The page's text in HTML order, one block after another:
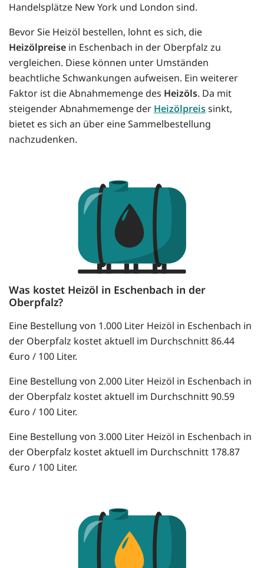
Handelsplätze New York und London sind.
Bevor Sie Heizöl bestellen, lohnt es sich, die
Heizölpreise in Eschenbach in der Oberpfalz zu
vergleichen. Diese können unter Umständen
beachtliche Schwankungen aufweisen. Ein weiterer
Faktor ist die Abnahmemenge des Heizöls. Da mit
steigender Abnahmemenge der Heizölpreissinkt,
bietet es sich an über eine Sammelbestellung
nachzudenken.
Was kostet Heizöl in Eschenbach in der
Oberpfalz?
Eine Bestellung von 1.000 Liter Heizöl in Eschenbach in
der Oberpfalz kostet aktuell im Durchschnitt 86.44
€uro / 100 Liter.
Eine Bestellung von 2.000 Liter Heizöl in Eschenbach in
der Oberpfalz kostet aktuell im Durchschnitt 90.59
€uro / 100 Liter.
Eine Bestellung von 3.000 Liter Heizöl in Eschenbach in
der Oberpfalz kostet aktuell im Durchschnitt 178.87
€uro / 100 Liter.